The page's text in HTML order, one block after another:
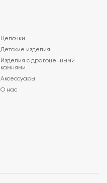
Цепочки
Детские изделия
Изделия с драгоценными
камнями
Аксессуары
О нас